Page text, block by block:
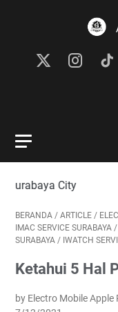
BERANDA / ARTICLE /
IMAC SERVICE SURABAYA /
SURABAYA / IWATCH
Ketahui 5 Hal
by Electro Mobile Apple